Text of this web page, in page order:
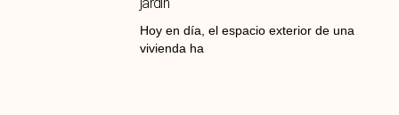
Hoy en día, el espacio exterior de una
vivienda ha